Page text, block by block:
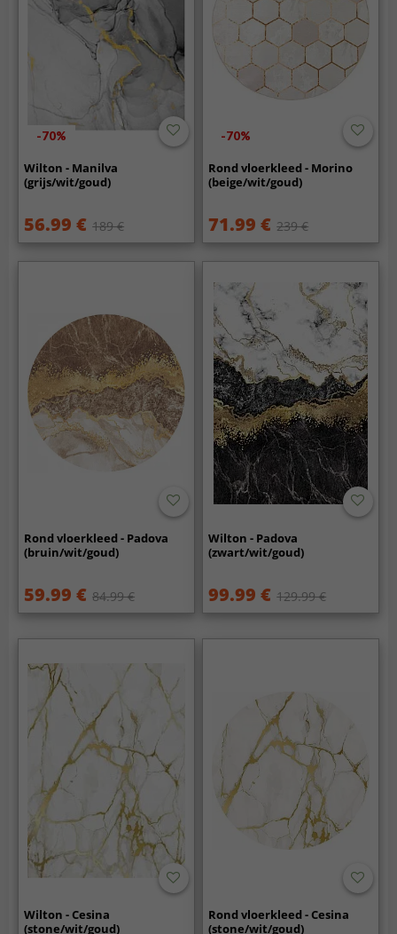
-70%
Wilton - Manilva
(grijs/wit/goud)
56.99 € 189 €
-70%
Rond vloerkleed - Morino
(beige/wit/goud)
71.99 € 239 €
Rond vloerkleed - Padova
(bruin/wit/goud)
59.99 € 84.99 €
Wilton - Padova
(zwart/wit/goud)
99.99 € 129.99 €
Wilton - Cesina
(stone/wit/goud)
Rond vloerkleed - Cesina
(stone/wit/goud)